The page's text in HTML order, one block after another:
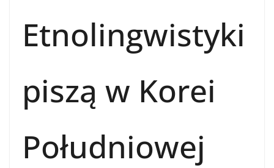
Etnolingwistyki
piszą w Korei
Południowej